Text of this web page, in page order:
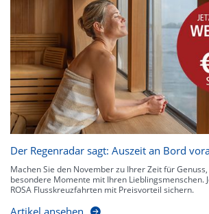
Der Regenradar sagt: Auszeit an Bord
Machen Sie den November zu Ihrer Zeit für
besondere Momente mit Ihren Lieblingsmenschen.
ROSA Flusskreuzfahrten mit Preisvorteil sichern.